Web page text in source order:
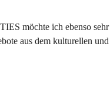
möchte ich ebenso sehr
aus dem kulturellen und